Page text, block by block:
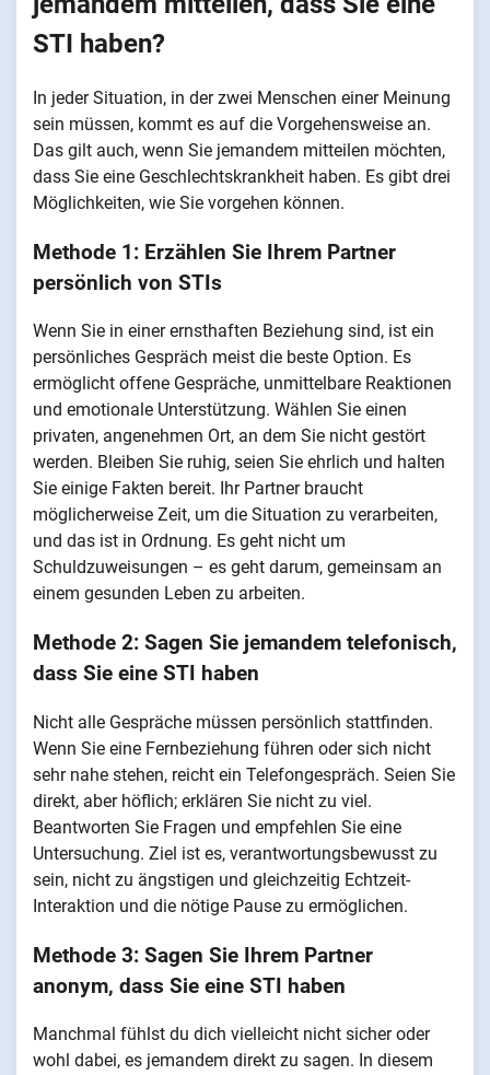
STI haben?
In jeder Situation, in der zwei Menschen einer Meinung
sein müssen, kommt es auf die Vorgehensweise an.
Das gilt auch, wenn Sie jemandem mitteilen möchten,
dass Sie eine Geschlechtskrankheit haben. Es gibt drei
Möglichkeiten, wie Sie vorgehen können.
Methode 1: Erzählen Sie Ihrem Partner
persönlich von STIs
Wenn Sie in einer ernsthaften Beziehung sind, ist ein
persönliches Gespräch meist die beste Option. Es
ermöglicht offene Gespräche, unmittelbare Reaktionen
und emotionale Unterstützung. Wählen Sie einen
privaten, angenehmen Ort, an dem Sie nicht gestört
werden. Bleiben Sie ruhig, seien Sie ehrlich und halten
Sie einige Fakten bereit. Ihr Partner braucht
möglicherweise Zeit, um die Situation zu verarbeiten,
und das ist in Ordnung. Es geht nicht um
Schuldzuweisungen – es geht darum, gemeinsam an
einem gesunden Leben zu arbeiten.
Methode 2: Sagen Sie jemandem telefonisch,
dass Sie eine STI haben
Nicht alle Gespräche müssen persönlich stattfinden.
Wenn Sie eine Fernbeziehung führen oder sich nicht
sehr nahe stehen, reicht ein Telefongespräch. Seien Sie
direkt, aber höflich; erklären Sie nicht zu viel.
Beantworten Sie Fragen und empfehlen Sie eine
Untersuchung. Ziel ist es, verantwortungsbewusst zu
sein, nicht zu ängstigen und gleichzeitig Echtzeit-
Interaktion und die nötige Pause zu ermöglichen.
Methode 3: Sagen Sie Ihrem Partner
anonym, dass Sie eine STI haben
Manchmal fühlst du dich vielleicht nicht sicher oder
wohl dabei, es jemandem direkt zu sagen. In diesem